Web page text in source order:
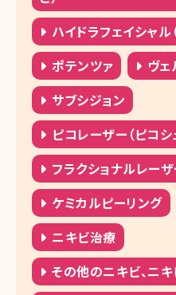
ハイドラフェイシャル
ポテンツァ
ヴェ
サブシジョン
ピコレーザー（ピコシ
フラクショナルレーザ
ケミカルピーリング
ニキビ治療
その他のニキビ、ニ